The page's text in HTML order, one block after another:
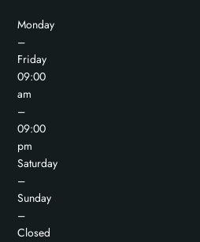
Monday
–
Friday
09:00
am
–
09:00
pm
Saturday
–
Sunday
–
Closed